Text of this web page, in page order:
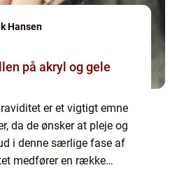
Hansen
på akryl og gele
er et vigtigt emne
da de ønsker at pleje og
i denne særlige fase af
medfører en række